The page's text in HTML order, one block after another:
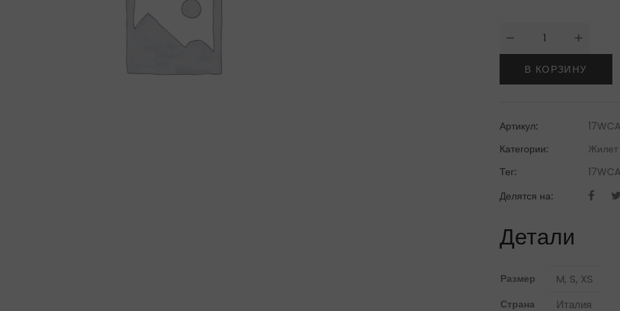
Количество
товара
Andrea
Ya'aqovЖилет
В КОРЗИНУ
Артикул:
Категории:
Жилет
Тег:
Делятся на:
Детали
Размер M, S, XS
Страна Италия